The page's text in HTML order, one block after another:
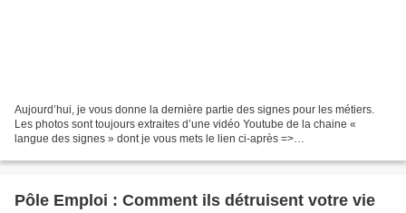
Aujourd’hui, je vous donne la dernière partie des signes pour les métiers.
Les photos sont toujours extraites d’une vidéo Youtube de la chaine «
langue des signes » dont je vous mets le lien ci-après =>
Pôle Emploi : Comment ils détruisent votre vie